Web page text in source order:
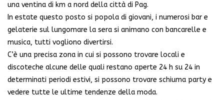
una ventina di km a nord della città di Pag.
In estate questo posto si popola di giovani, i numerosi bar e
gelaterie sul lungomare la sera si animano con bancarelle e
musica, tutti vogliono divertirsi.
C’è una precisa zona in cui si possono trovare locali e
discoteche alcune delle quali restano aperte 24 h su 24 in
determinati periodi estivi, si possono trovare schiuma party e
vedere tutte le ultime tendenze della moda.